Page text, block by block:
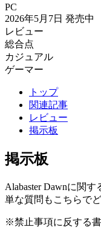
PC
2026年5月7日 発売中
レビュー
総合点
カジュアル
ゲーマー
トップ
関連記事
レビュー
掲示板
掲示板
Alabaster Dawnに関
単な質問もこちらでど
※禁止事項に反する